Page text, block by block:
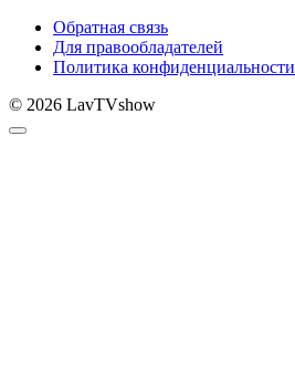
Обратная связь
Для правообладателей
Политика конфиденциальности
© 2026 LavTVshow